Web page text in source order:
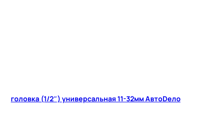
головка (1/2″) универсальная 11-32мм АвтоDело